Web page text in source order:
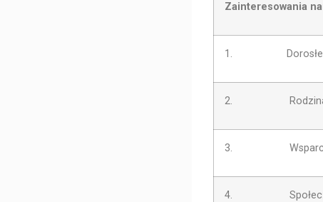
Zainteresowania
1. Dorosłe
2. Rodzina z
3. Wsparcie
4. Społeczne